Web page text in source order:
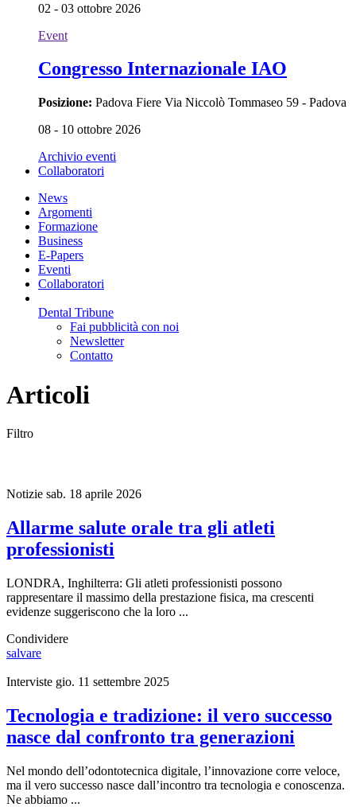
02 - 03 ottobre 2026
Event
Congresso Internazionale IAO
Posizione: Padova Fiere Via Niccolò Tommaseo 59 - Padova
08 - 10 ottobre 2026
Archivio eventi
Collaboratori
News
Argomenti
Formazione
Business
E-Papers
Eventi
Collaboratori
Dental Tribune
Fai pubblicità con noi
Newsletter
Contatto
Articoli
Filtro
Notizie sab. 18 aprile 2026
Allarme salute orale tra gli atleti
professionisti
LONDRA, Inghilterra: Gli atleti professionisti possono
rappresentare il massimo della prestazione fisica, ma crescenti
evidenze suggeriscono che la loro ...
Condividere
salvare
Interviste gio. 11 settembre 2025
Tecnologia e tradizione: il vero successo
nasce dal confronto tra generazioni
Nel mondo dell’odontotecnica digitale, l’innovazione corre veloce,
ma il vero successo nasce dall’incontro tra tecnologia e conoscenza.
Ne abbiamo ...